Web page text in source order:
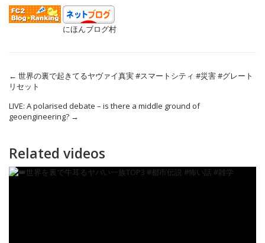
にほんブログ村
← 世界の裏で起きてるヤヴァイ真実 #スマートシティ #災害 #グレート
リセット
LIVE: A polarised debate – is there a middle ground of
geoengineering? →
Related videos